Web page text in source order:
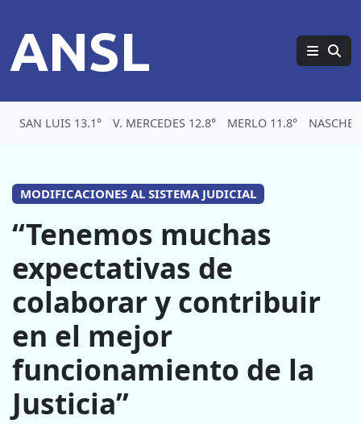
ANSL
SAN LUIS 13.1° V. MERCEDES 12.8° MERLO 11.8°
MODIFICACIONES AL SISTEMA JUDICIAL
“Tenemos muchas
expectativas de
colaborar y contribuir
en el mejor
funcionamiento de la
Justicia”